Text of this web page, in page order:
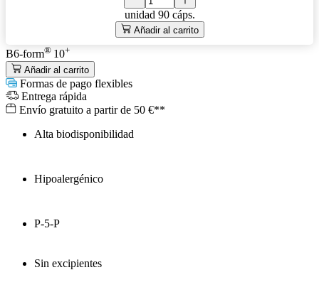
unidad 90 cáps.
Añadir al carrito
B6-form® 10+
Añadir al carrito
Formas de pago flexibles
Entrega rápida
Envío gratuito a partir de 50 €**
Alta biodisponibilidad
Hipoalergénico
P-5-P
Sin excipientes